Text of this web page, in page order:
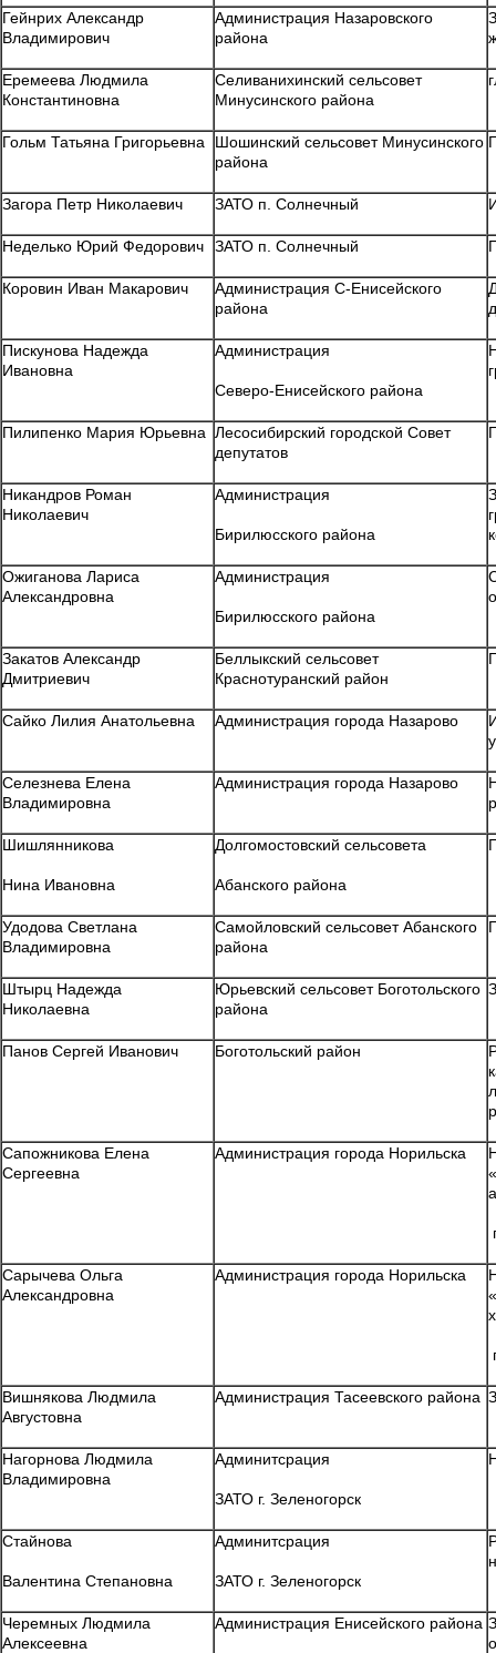
Гейнрих Александр
Владимирович
Администрация Назаровского
района
Еремеева Людмила
Константиновна
Селиванихинский сельсовет
Минусинского района
Гольм Татьяна Григорьевна
Шошинский сельсовет Минусинского
района
Загора Петр Николаевич ЗАТО п. Солнечный
Неделько Юрий Федорович ЗАТО п. Солнечный
Коровин Иван Макарович
Администрация С-Енисейского
района
Пискунова Надежда
Ивановна
Администрация
Северо-Енисейского района
Пилипенко Мария Юрьевна Лесосибирский городской Совет
депутатов
Никандров Роман
Николаевич
Администрация
Бирилюсского района
Ожиганова Лариса
Александровна
Администрация
Бирилюсского района
Закатов Александр
Дмитриевич
Беллыкский сельсовет
Краснотуранский район
Сайко Лилия Анатольевна Администрация города Назарово
Селезнева Елена
Владимировна
Администрация города Назарово
Шишлянникова
Нина Ивановна
Долгомостовский сельсовета
Абанского района
Удодова Светлана
Владимировна
Самойловский сельсовет Абанского
района
Штырц Надежда
Николаевна
Юрьевский сельсовет Боготольского
района
Панов Сергей Иванович Боготольский район
Сапожникова Елена
Сергеевна
Администрация города Норильска
Сарычева Ольга
Александровна
Администрация города Норильска
Вишнякова Людмила
Августовна
Администрация Тасеевского района
Нагорнова Людмила
Владимировна
Админитсрация
ЗАТО г. Зеленогорск
Стайнова
Валентина Степановна
Админитсрация
ЗАТО г. Зеленогорск
Черемных Людмила
Алексеевна
Администрация Енисейского района